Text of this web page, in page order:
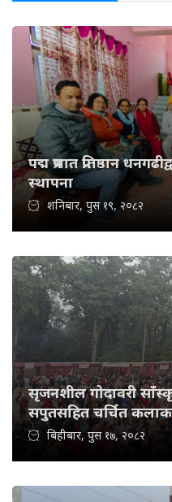
पद्म प्रभात प्रतिष्ठान
स्थापना
शनिबार, पुस १९, २०८२
सृजनशील गोदावरी
सपुतसहित चर्चित
बिहीबार, पुस १७, २०८२